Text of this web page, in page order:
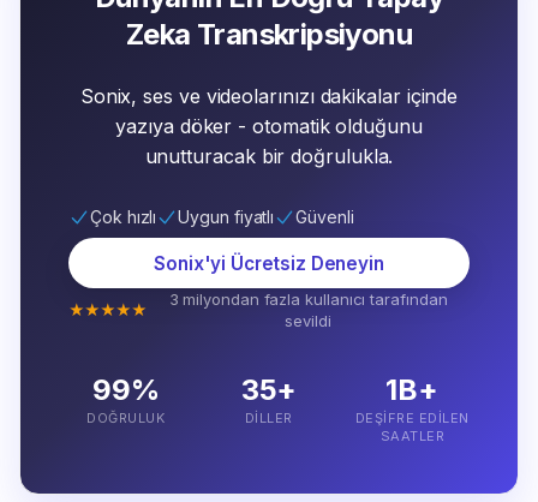
Zeka Transkripsiyonu
Sonix, ses ve videolarınızı dakikalar içinde
yazıya döker - otomatik olduğunu
unutturacak bir doğrulukla.
Çok hızlı Uygun fiyatlı Güvenli
Sonix'yi Ücretsiz Deneyin
★★★★★
3 milyondan fazla kullanıcı tarafından
sevildi
99%
DOĞRULUK
35+
DILLER
1B+
DEŞIFRE EDILEN
SAATLER